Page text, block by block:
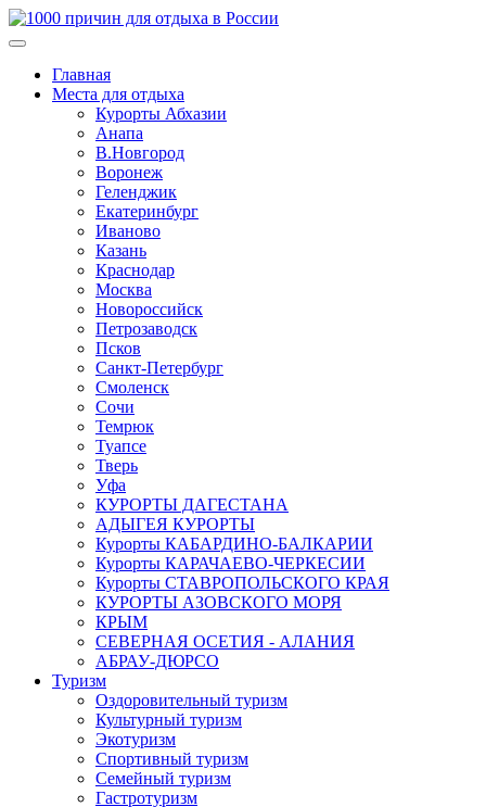
Главная
Места для отдыха
Курорты Абхазии
Анапа
В.Новгород
Воронеж
Геленджик
Екатеринбург
Иваново
Казань
Краснодар
Москва
Новороссийск
Петрозаводск
Псков
Санкт-Петербург
Смоленск
Сочи
Темрюк
Туапсе
Тверь
Уфа
КУРОРТЫ ДАГЕСТАНА
АДЫГЕЯ КУРОРТЫ
Курорты КАБАРДИНО-БАЛКАРИИ
Курорты КАРАЧАЕВО-ЧЕРКЕСИИ
Курорты СТАВРОПОЛЬСКОГО КРАЯ
КУРОРТЫ АЗОВСКОГО МОРЯ
КРЫМ
СЕВЕРНАЯ ОСЕТИЯ - АЛАНИЯ
АБРАУ-ДЮРСО
Туризм
Оздоровительный туризм
Культурный туризм
Экотуризм
Спортивный туризм
Семейный туризм
Гастротуризм